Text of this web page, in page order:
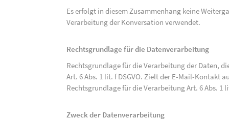
Es erfolgt in diesem Zusammenhang keine
Verarbeitung der Konversation verwendet.
Rechtsgrundlage für die Datenverarbeitung
Rechtsgrundlage für die Verarbeitung der Daten,
Art. 6 Abs. 1 lit. f DSGVO. Zielt der E-Mail-Kontakt
Rechtsgrundlage für die Verarbeitung Art. 6 Abs. 1
Zweck der Datenverarbeitung